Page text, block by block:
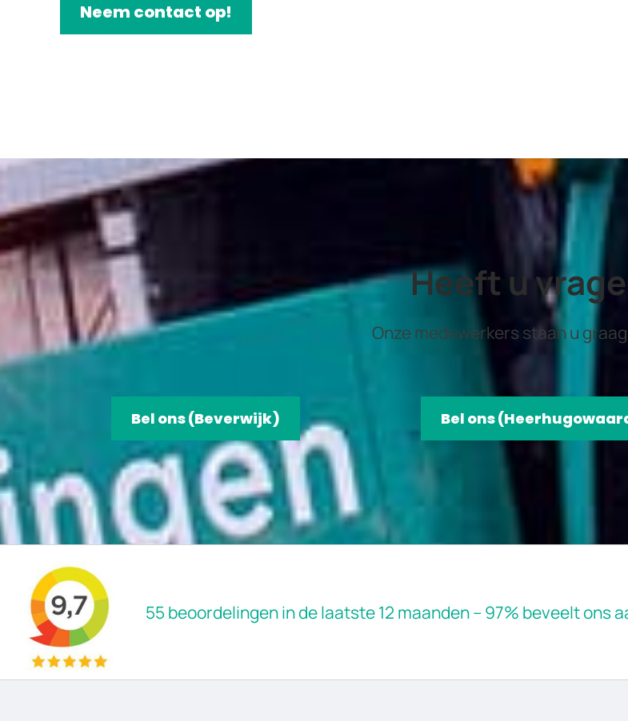
Neem contact op!
Heeft u
Onze medewerkers staan u
Bel ons (Beverwijk) Bel ons
55 beoordelingen in de laatste 12 maanden – 97% beveelt ons